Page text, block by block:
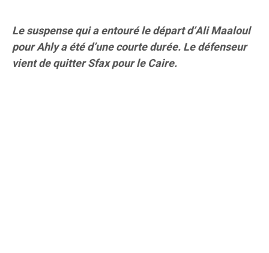
Le suspense qui a entouré le départ d’Ali Maaloul
pour Ahly a été d’une courte durée. Le défenseur
vient de quitter Sfax pour le Caire.